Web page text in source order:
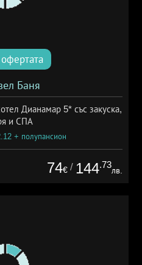
Баня
Дианамар 5* със закуска,
и СПА
+ полупансион
74€ / 144.73
лв.